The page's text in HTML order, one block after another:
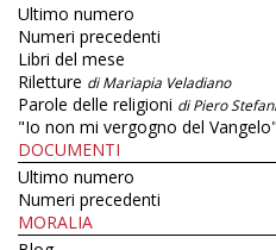
Ultimo numero
Numeri precedenti
Libri del mese
Riletture di Mariapia Veladiano
Parole delle religioni di Piero Stefani
"Io non mi vergogno del Vangelo"
DOCUMENTI
Ultimo numero
Numeri precedenti
MORALIA